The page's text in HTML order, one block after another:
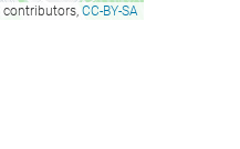
contributors, CC-BY-SA